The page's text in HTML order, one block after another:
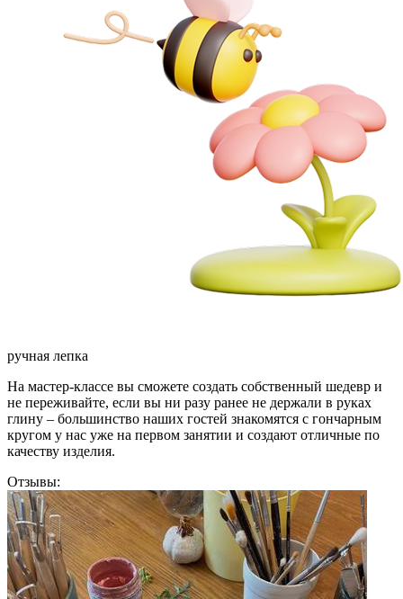
ручная лепка
На мастер-классе вы сможете создать собственный шедевр и
не переживайте, если вы ни разу ранее не держали в руках
глину – большинство наших гостей знакомятся с гончарным
кругом у нас уже на первом занятии и создают отличные по
качеству изделия.
Отзывы: